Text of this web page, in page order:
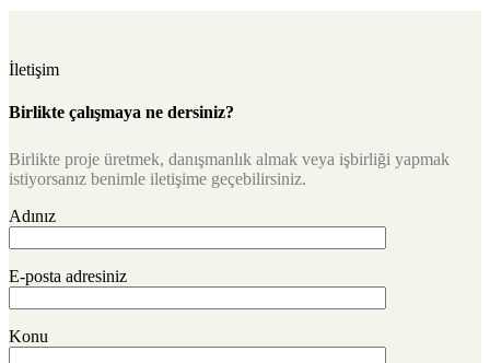
İletişim
Birlikte çalışmaya ne dersiniz?
Birlikte proje üretmek, danışmanlık almak veya işbirliği yapmak
istiyorsanız benimle iletişime geçebilirsiniz.
Adınız
E-posta adresiniz
Konu